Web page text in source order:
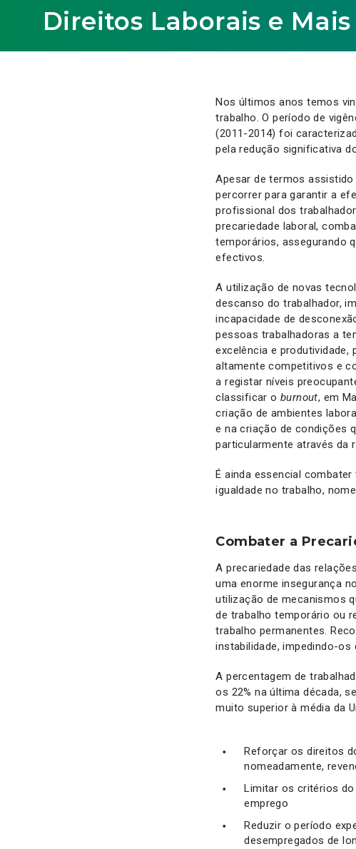
Direitos Laborais e
Nos últimos anos temos
trabalho. O período de
(2011-2014) foi
pela redução significativa
Apesar de termos
percorrer para garantir a
profissional dos
precariedade laboral,
temporários, assegurando
efectivos.
A utilização de novas
descanso do trabalhador,
incapacidade de
pessoas trabalhadoras a
excelência e
altamente competitivos e
a registar níveis
classificar oburnout, em
criação de ambientes
e na criação de condições
particularmente através da
É ainda essencial
igualdade no trabalho,
Combater a
A precariedade das
uma enorme insegurança
utilização de mecanismos
de trabalho temporário ou
trabalho permanentes.
instabilidade, impedindo-os
A percentagem de
os 22% na última década,
muito superior à média da
Reforçar os direitos
nomeadamente,
Limitar os critérios
emprego
Reduzir o período
desempregados de